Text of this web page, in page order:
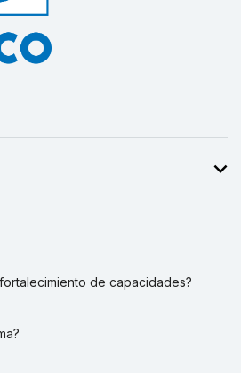
de capacidades?